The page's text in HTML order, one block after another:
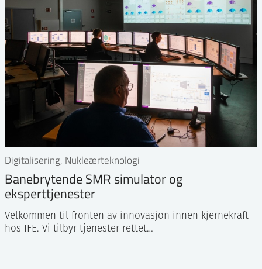
Digitalisering, Nukleærteknologi
Banebrytende SMR simulator og
eksperttjenester
Velkommen til fronten av innovasjon innen kjernekraft
hos IFE. Vi tilbyr tjenester rettet…